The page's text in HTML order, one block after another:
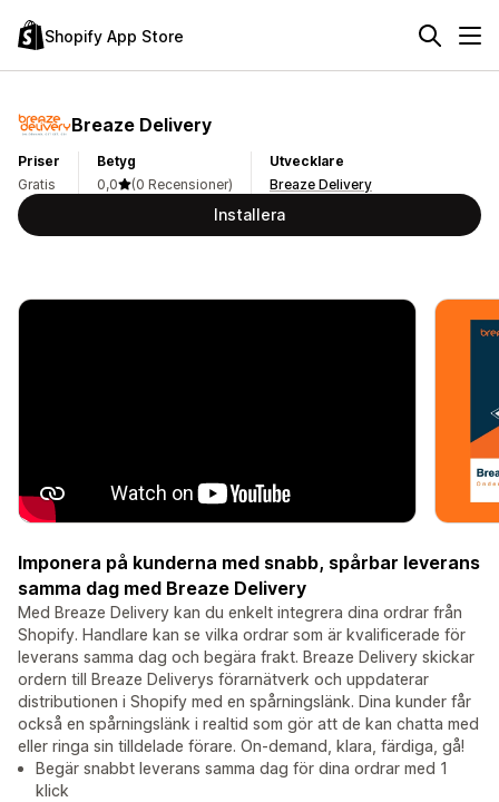
Shopify App Store
Breaze Delivery
Priser
Gratis
Betyg
0,0
(0 Recensioner)
Utvecklare
Breaze Delivery
Installera
Imponera på kunderna med snabb, spårbar leverans
samma dag med Breaze Delivery
Med Breaze Delivery kan du enkelt integrera dina ordrar från
Shopify. Handlare kan se vilka ordrar som är kvalificerade för
leverans samma dag och begära frakt. Breaze Delivery skickar
ordern till Breaze Deliverys förarnätverk och uppdaterar
distributionen i Shopify med en spårningslänk. Dina kunder får
också en spårningslänk i realtid som gör att de kan chatta med
eller ringa sin tilldelade förare. On-demand, klara, färdiga, gå!
Begär snabbt leverans samma dag för dina ordrar med 1
klick